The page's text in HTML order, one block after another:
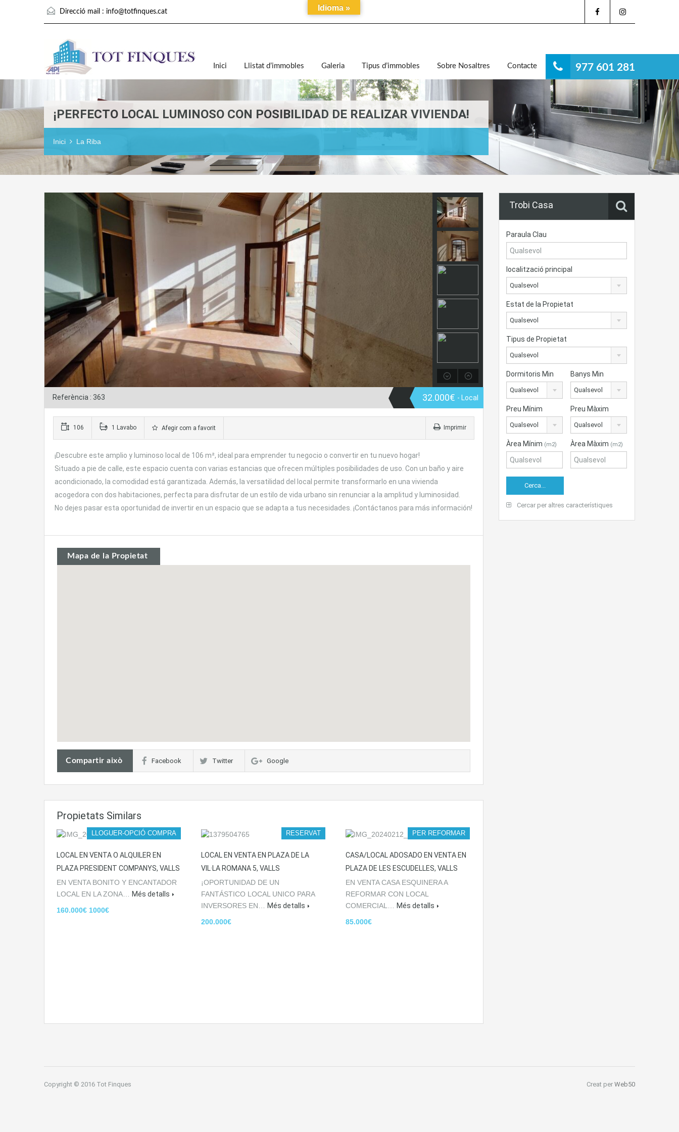
Direcció mail : info@totfinques.cat
977 601 281
Inici Llistat d’immobles Galeria Tipus d’immobles Sobre Nosaltres Contacte
¡PERFECTO LOCAL LUMINOSO CON POSIBILIDAD DE REALIZAR VIVIENDA!
Inici La Riba
Referència : 363 32.000€ - Local
106 1 Lavabo Afegir com a favorit Imprimir
¡Descubre este amplio y luminoso local de 106 m², ideal para emprender tu negocio o convertir en tu nuevo hogar!
Situado a pie de calle, este espacio cuenta con varias estancias que ofrecen múltiples posibilidades de uso. Con un baño y aire
acondicionado, la comodidad está garantizada. Además, la versatilidad del local permite transformarlo en una vivienda
acogedora con dos habitaciones, perfecta para disfrutar de un estilo de vida urbano sin renunciar a la amplitud y luminosidad.
No dejes pasar esta oportunidad de invertir en un espacio que se adapta a tus necesidades. ¡Contáctanos para más información!
Mapa de la Propietat
Compartir això Facebook Twitter Google
Propietats Similars
LLOGUER-OPCIÓ COMPRA
LOCAL EN VENTA O ALQUILER EN
PLAZA PRESIDENT COMPANYS, VALLS
EN VENTA BONITO Y ENCANTADOR
LOCAL EN LA ZONA…
Més detalls
160.000€ 1000€
RESERVAT
LOCAL EN VENTA EN PLAZA DE LA
VIL·LA ROMANA 5, VALLS
¡OPORTUNIDAD DE UN
FANTÁSTICO LOCAL UNICO PARA
INVERSORES EN…
Més detalls
200.000€
PER REFORMAR
CASA/LOCAL ADOSADO EN VENTA EN
PLAZA DE LES ESCUDELLES, VALLS
EN VENTA CASA ESQUINERA A
REFORMAR CON LOCAL
COMERCIAL…
Més detalls
85.000€
Trobi Casa
Paraula Clau
localització principal
Qualsevol
Estat de la Propietat
Qualsevol
Tipus de Propietat
Qualsevol
Dormitoris Min
Qualsevol
Banys Min
Qualsevol
Preu Mínim
Qualsevol
Preu Màxim
Qualsevol
Àrea Mínim (m2) Àrea Màxim (m2)
Cercar per altres característiques
Copyright © 2016 Tot Finques Creat per Web50
Idioma »